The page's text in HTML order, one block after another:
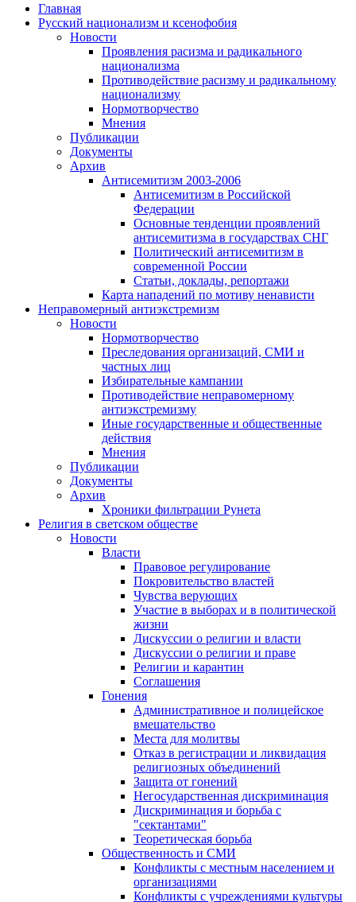
Главная
Русский национализм и ксенофобия
Новости
Проявления расизма и радикального
национализма
Противодействие расизму и радикальному
национализму
Нормотворчество
Мнения
Публикации
Документы
Архив
Антисемитизм 2003-2006
Антисемитизм в Российской
Федерации
Основные тенденции проявлений
антисемитизма в государствах СНГ
Политический антисемитизм в
современной России
Статьи, доклады, репортажи
Карта нападений по мотиву ненависти
Неправомерный антиэкстремизм
Новости
Нормотворчество
Преследования организаций, СМИ и
частных лиц
Избирательные кампании
Противодействие неправомерному
антиэкстремизму
Иные государственные и общественные
действия
Мнения
Публикации
Документы
Архив
Хроники фильтрации Рунета
Религия в светском обществе
Новости
Власти
Правовое регулирование
Покровительство властей
Чувства верующих
Участие в выборах и в политической
жизни
Дискуссии о религии и власти
Дискуссии о религии и праве
Религии и карантин
Соглашения
Гонения
Административное и полицейское
вмешательство
Места для молитвы
Отказ в регистрации и ликвидация
религиозных объединений
Защита от гонений
Негосударственная дискриминация
Дискриминация и борьба с
"сектантами"
Теоретическая борьба
Общественность и СМИ
Конфликты с местным населением и
организациями
Конфликты с учреждениями культуры